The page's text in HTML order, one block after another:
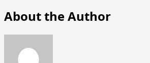
About the Author